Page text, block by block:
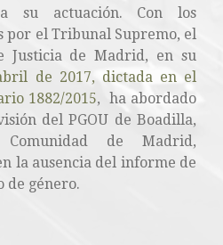
su actuación. Con los
por el Tribunal Supremo, el
Justicia de Madrid, en su
de 2017, dictada en el
1882/2015, ha abordado
del PGOU de Boadilla,
de Madrid,
la ausencia del informe de
de género.